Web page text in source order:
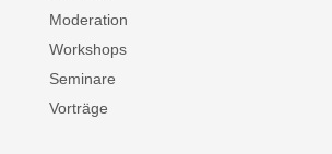
Moderation
Workshops
Seminare
Vorträge